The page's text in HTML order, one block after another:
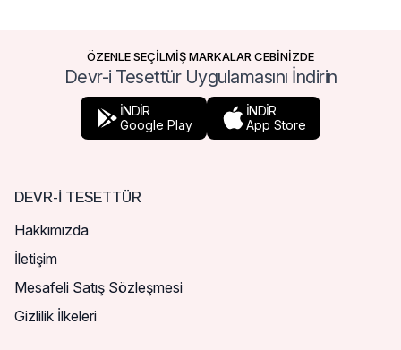
ÖZENLE SEÇİLMİŞ MARKALAR CEBİNİZDE
Devr-i Tesettür Uygulamasını İndirin
İNDİR
Google Play
İNDİR
App Store
DEVR-I TESETTÜR
Hakkımızda
İletişim
Mesafeli Satış Sözleşmesi
Gizlilik İlkeleri